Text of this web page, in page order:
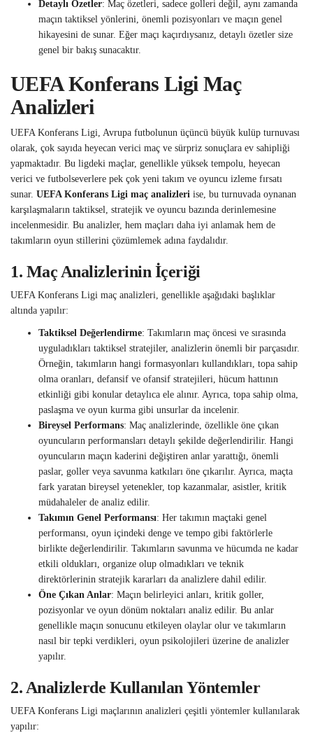
Detaylı Özetler: Maç özetleri, sadece golleri değil, aynı zamanda
maçın taktiksel yönlerini, önemli pozisyonları ve maçın genel
hikayesini de sunar. Eğer maçı kaçırdıysanız, detaylı özetler size
genel bir bakış sunacaktır.
UEFA Konferans Ligi Maç
Analizleri
UEFA Konferans Ligi, Avrupa futbolunun üçüncü büyük kulüp turnuvası
olarak, çok sayıda heyecan verici maç ve sürpriz sonuçlara ev sahipliği
yapmaktadır. Bu ligdeki maçlar, genellikle yüksek tempolu, heyecan
verici ve futbolseverlere pek çok yeni takım ve oyuncu izleme fırsatı
sunar. UEFA Konferans Ligi maç analizleri ise, bu turnuvada oynanan
karşılaşmaların taktiksel, stratejik ve oyuncu bazında derinlemesine
incelenmesidir. Bu analizler, hem maçları daha iyi anlamak hem de
takımların oyun stillerini çözümlemek adına faydalıdır.
1. Maç Analizlerinin İçeriği
UEFA Konferans Ligi maç analizleri, genellikle aşağıdaki başlıklar
altında yapılır:
Taktiksel Değerlendirme: Takımların maç öncesi ve sırasında
uyguladıkları taktiksel stratejiler, analizlerin önemli bir parçasıdır.
Örneğin, takımların hangi formasyonları kullandıkları, topa sahip
olma oranları, defansif ve ofansif stratejileri, hücum hattının
etkinliği gibi konular detaylıca ele alınır. Ayrıca, topa sahip olma,
paslaşma ve oyun kurma gibi unsurlar da incelenir.
Bireysel Performans: Maç analizlerinde, özellikle öne çıkan
oyuncuların performansları detaylı şekilde değerlendirilir. Hangi
oyuncuların maçın kaderini değiştiren anlar yarattığı, önemli
paslar, goller veya savunma katkıları öne çıkarılır. Ayrıca, maçta
fark yaratan bireysel yetenekler, top kazanmalar, asistler, kritik
müdahaleler de analiz edilir.
Takımın Genel Performansı: Her takımın maçtaki genel
performansı, oyun içindeki denge ve tempo gibi faktörlerle
birlikte değerlendirilir. Takımların savunma ve hücumda ne kadar
etkili oldukları, organize olup olmadıkları ve teknik
direktörlerinin stratejik kararları da analizlere dahil edilir.
Öne Çıkan Anlar: Maçın belirleyici anları, kritik goller,
pozisyonlar ve oyun dönüm noktaları analiz edilir. Bu anlar
genellikle maçın sonucunu etkileyen olaylar olur ve takımların
nasıl bir tepki verdikleri, oyun psikolojileri üzerine de analizler
yapılır.
2. Analizlerde Kullanılan Yöntemler
UEFA Konferans Ligi maçlarının analizleri çeşitli yöntemler kullanılarak
yapılır: